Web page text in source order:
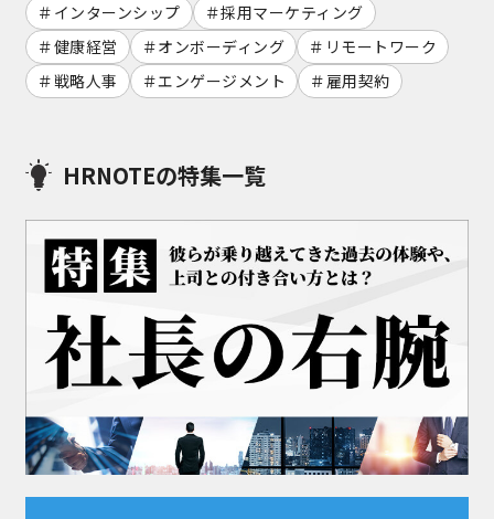
インターンシップ
採用マーケティング
健康経営
オンボーディング
リモートワーク
戦略人事
エンゲージメント 雇用契約
HRNOTEの特集一覧